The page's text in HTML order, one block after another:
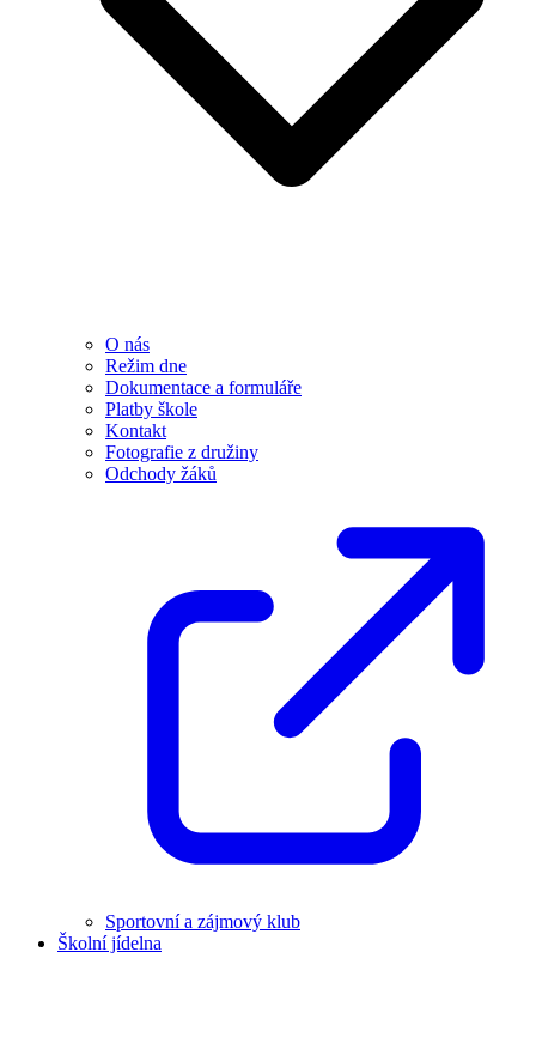
O nás
Režim dne
Dokumentace a formuláře
Platby škole
Kontakt
Fotografie z družiny
Odchody žáků
Sportovní a zájmový klub
Školní jídelna